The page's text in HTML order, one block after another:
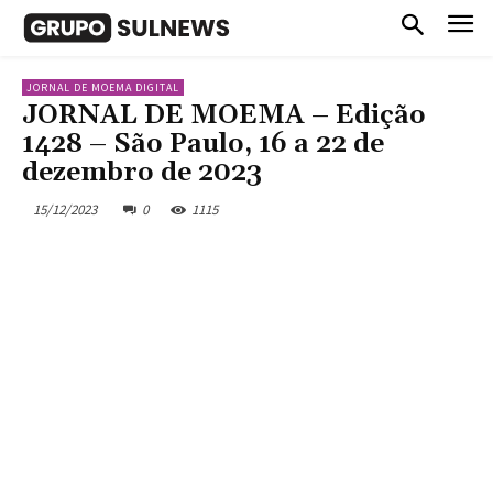
JORNAL DE MOEMA DIGITAL
JORNAL DE MOEMA – Edição
1428 – São Paulo, 16 a 22 de
dezembro de 2023
15/12/2023 0 1115